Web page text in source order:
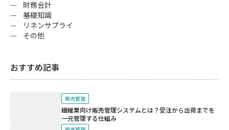
財務会計
基礎知識
リネンサプライ
その他
おすすめ記事
販売管理
繊維業向け販売管理システムとは？受注から出荷までを
一元管理する仕組み